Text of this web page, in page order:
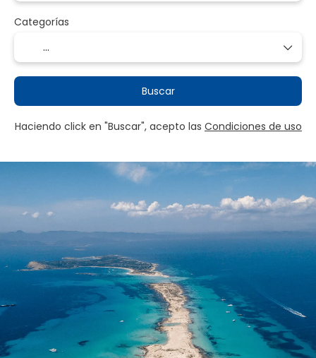
Categorías
Buscar
Haciendo click en "Buscar", acepto las Condiciones de uso